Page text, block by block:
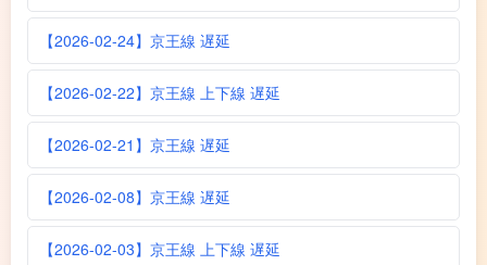
【2026-02-24】京王線 遅延
【2026-02-22】京王線 上下線 遅延
【2026-02-21】京王線 遅延
【2026-02-08】京王線 遅延
【2026-02-03】京王線 上下線 遅延